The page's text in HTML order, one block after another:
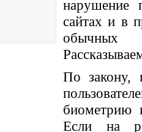
нарушение
сайтах и в
обычных
По закону,
биометрию
Если на